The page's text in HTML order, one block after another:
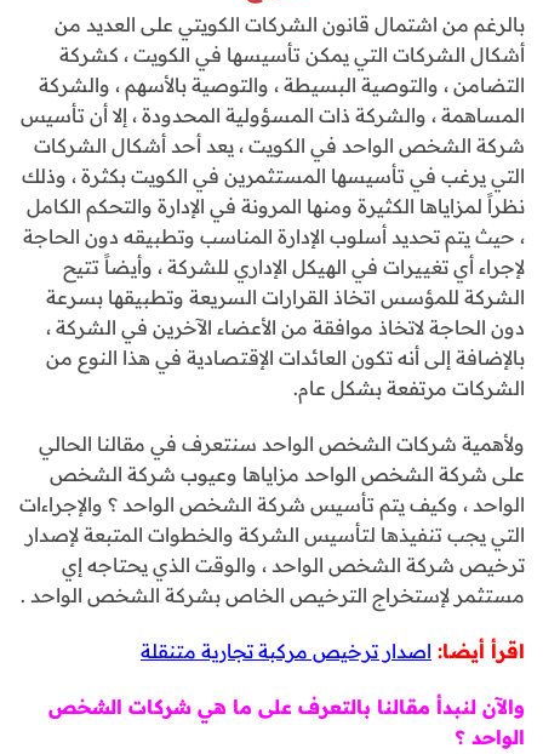
بالرغم من اشتمال قانون الشركات الكويتي على العديد من
أشكال الشركات التي يمكن تأسيسها في الكويت ، كشركة
التضامن ، والتوصية البسيطة ، والتوصية بالأسهم ، والشركة
المساهمة ، والشركة ذات المسؤولية المحدودة ، إلا أن تأسيس
شركة الشخص الواحد في الكويت ، يعد أحد أشكال الشركات
التي يرغب في تأسيسها المستثمرين في الكويت بكثرة ، وذلك
نظراً لمزاياها الكثيرة ومنها المرونة في الإدارة والتحكم الكامل
، حيث يتم تحديد أسلوب الإدارة المناسب وتطبيقه دون الحاجة
لإجراء أي تغييرات في الهيكل الإداري للشركة ، وأيضاً تتيح
الشركة للمؤسس اتخاذ القرارات السريعة وتطبيقها بسرعة
دون الحاجة لاتخاذ موافقة من الأعضاء الآخرين في الشركة ،
بالإضافة إلى أنه تكون العائدات الإقتصادية في هذا النوع من
الشركات مرتفعة بشكل عام.
ولأهمية شركات الشخص الواحد سنتعرف في مقالنا الحالي
على شركة الشخص الواحد مزاياها وعيوب شركة الشخص
الواحد ، وكيف يتم تأسيس شركة الشخص الواحد ؟ والإجراءات
التي يجب تنفيذها لتأسيس الشركة والخطوات المتبعة لإصدار
ترخيص شركة الشخص الواحد ، والوقت الذي يحتاجه إي
مستثمر لإستخراج الترخيص الخاص بشركة الشخص الواحد .
اقرأ أيضا: اصدار ترخيص مركبة تجارية متنقلة
والآن لنبدأ مقالنا بالتعرف على ما هي شركات الشخص
الواحد ؟